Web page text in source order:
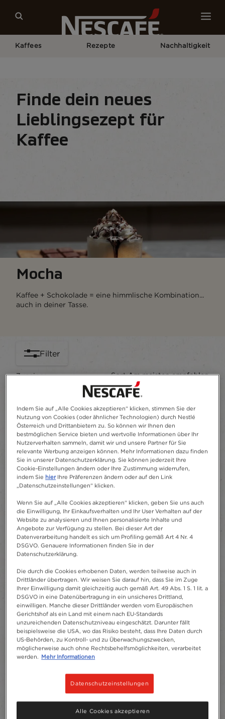
Kaffees Rezepte Nachhaltigkeit
Finde dein neues
Lieblingsezept für
Kaffee
Mocha​
Kaffee + Schokolade = eine himmlische Kombination...
auch in deiner Tasse.
Filter
7 recipes Sort:Am meisten empfohlen
content-grid
Indem Sie auf „Alle Cookies akzeptieren“ klicken, stimmen Sie der
Nutzung von Cookies (oder ähnlicher Technologien) durch Nestlé
Österreich und Drittanbietern zu. So können wir Ihnen den
bestmöglichen Service bieten und wertvolle Informationen über Ihr
Nutzerverhalten sammeln, damit wir und unsere Partner für Sie
relevante Werbung anzeigen können. Mehr Informationen dazu finden
Sie in unserer Datenschutzerklärung. Sie können jederzeit Ihre
Cookie-Einstellungen ändern oder Ihre Zustimmung widerrufen,
indem Sie hierIhre Präferenzen ändern oder auf den Link
„Datenschutzeinstellungen“ klicken.
Wenn Sie auf „Alle Cookies akzeptieren“ klicken, geben Sie uns auch
die Einwilligung, Ihr Einkaufsverhalten und Ihr User Verhalten auf der
Website zu analysieren und Ihnen personalisierte Inhalte und
Angebote zur Verfügung zu stellen. Bei dieser Art der
Datenverarbeitung handelt es sich um Profiling gemäß Art 4 Nr. 4
DSGVO. Genauere Informationen finden Sie in der
Datenschutzerklärung.
Die durch die Cookies erhobenen Daten, werden teilweise auch in
Drittländer übertragen. Wir weisen Sie darauf hin, dass Sie im Zuge
Ihrer Einwilligung damit gleichzeitig auch gemäß Art. 49 Abs. 1 S. 1 lit. a
DSGVO in eine Datenübertragung in ein unsicheres Drittland,
einwilligen. Manche dieser Drittländer werden vom Europäischen
Gerichtshof als ein Land mit einem nach EU-Standards
unzureichenden Datenschutzniveau eingeschätzt. Darunter fällt
beispielsweise die USA, wo das Risiko besteht, dass Ihre Daten durch
US-Behörden, zu Kontroll- und zu Überwachungszwecken,
möglicherweise auch ohne Rechtsbehelfsmöglichkeiten, verarbeitet
werden. Mehr Informationen
Datenschutzeinstellungen
Alle Cookies akzeptieren